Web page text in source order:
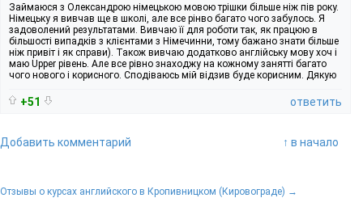
Займаюся з Олександрою німецькою мовою трішки більше ніж пів року.
Німецьку я вивчав ще в школі, але все рінво багато чого забулось. Я
задоволений результатами. Вивчаю її для роботи так, як працюю в
більшості випадків з клієнтами з Німечинни, тому бажано знати більше
ніж привіт і як справи). Також вивчаю додатково англійську мову хоч і
маю Upper рівень. Але все рівно знаходжу на кожному занятті багато
чого нового і корисного. Сподіваюсь мій відзив буде корисним. Дякую
+51 ответить
Добавить комментарий ↑ в начало
Отзывы о курсах английского в Кропивницком (Кировограде) →